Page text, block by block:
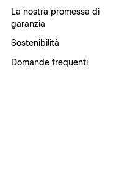
La nostra promessa di
garanzia
Sostenibilità
Domande frequenti